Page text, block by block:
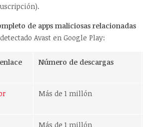
de apps maliciosas relacionadas
Avast en Google Play:
Número de descargas
Más de 1 millón
Más de 1 millón